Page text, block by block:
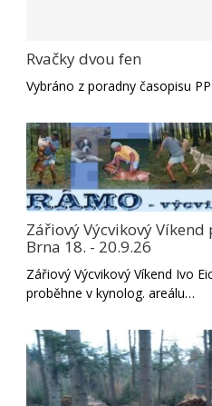
Rvačky dvou fen
Vybráno z poradny časopisu
Zářiový Výcvikový
Brna 18. - 20.9.26
Zářiový Výcvikový Víkend Ivo
proběhne v kynolog. areálu…